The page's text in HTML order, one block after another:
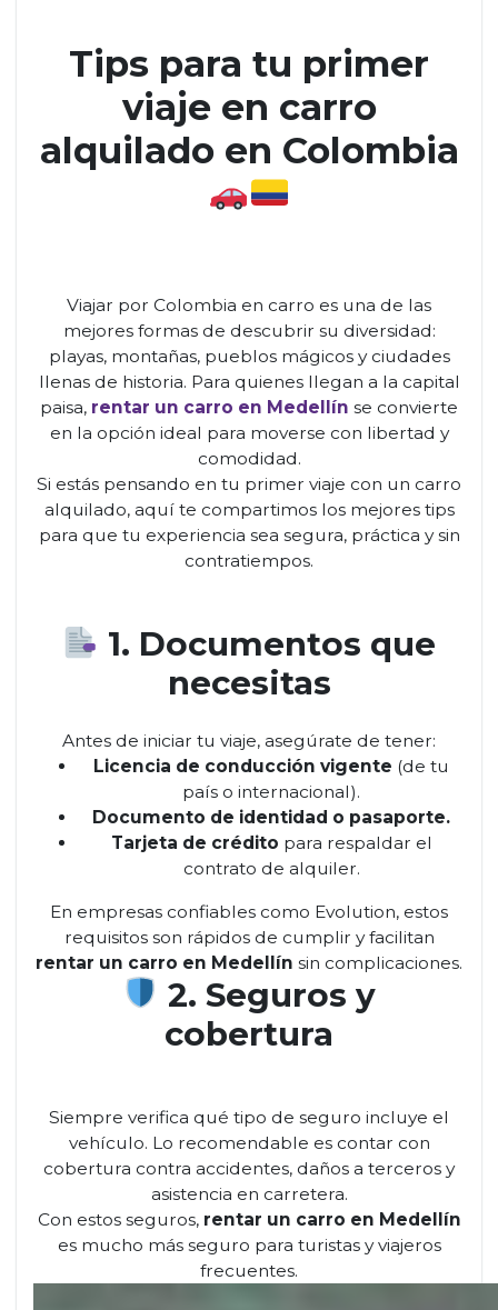
Tips para tu primer
viaje en carro
alquilado en Colombia
Viajar por Colombia en carro es una de las
mejores formas de descubrir su diversidad:
playas, montañas, pueblos mágicos y ciudades
llenas de historia. Para quienes llegan a la capital
paisa, rentar un carro en Medellín se convierte
en la opción ideal para moverse con libertad y
comodidad.
Si estás pensando en tu primer viaje con un carro
alquilado, aquí te compartimos los mejores tips
para que tu experiencia sea segura, práctica y sin
contratiempos.
1. Documentos que
necesitas
Antes de iniciar tu viaje, asegúrate de tener:
Licencia de conducción vigente (de tu
país o internacional).
Documento de identidad o pasaporte.
Tarjeta de crédito para respaldar el
contrato de alquiler.
En empresas confiables como Evolution, estos
requisitos son rápidos de cumplir y facilitan
rentar un carro en Medellín sin complicaciones.
2. Seguros y
cobertura
Siempre verifica qué tipo de seguro incluye el
vehículo. Lo recomendable es contar con
cobertura contra accidentes, daños a terceros y
asistencia en carretera.
Con estos seguros, rentar un carro en Medellín
es mucho más seguro para turistas y viajeros
frecuentes.